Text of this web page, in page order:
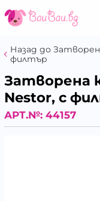
Назад до
филтър
Затворена
Nestor, с
АРТ.№: 44157